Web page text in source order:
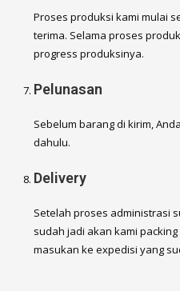
Proses produksi kami mulai
terima. Selama proses
progress produksinya.
Pelunasan
Sebelum barang di kirim,
dahulu.
Delivery
Setelah proses administrasi
sudah jadi akan kami
masukan ke expedisi yang